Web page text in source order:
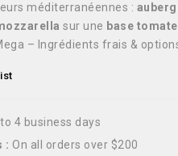
méditerranéennes :
sur une base
– Ingrédients frais &
to 4 business days
: On all orders over $200